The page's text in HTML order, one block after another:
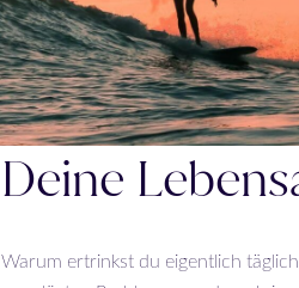
Deine
Warum ertrinkst du eigentlich täglich